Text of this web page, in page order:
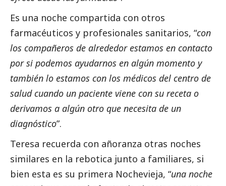
Es una noche compartida con otros
farmacéuticos y profesionales sanitarios, “con
los compañeros de alrededor estamos en contacto
por si podemos ayudarnos en algún momento y
también lo estamos con los médicos del centro de
salud cuando un paciente viene con su receta o
derivamos a algún otro que necesita de un
diagnóstico”.
Teresa recuerda con añoranza otras noches
similares en la rebotica junto a familiares, si
bien esta es su primera Nochevieja, “una noche